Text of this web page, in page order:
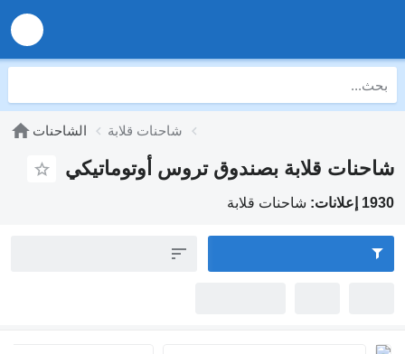
الشاحنات شاحنات قلابة
قلابة بصندوق تروس أوتوماتيكي
شاحنات قلابة